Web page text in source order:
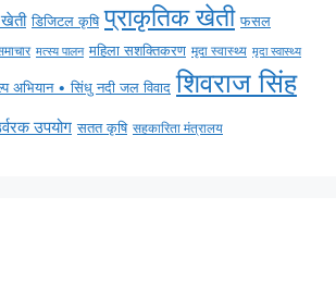
डिजिटल कृषि प्राकृतिक खेती फसल
मत्स्य पालन महिला सशक्तिकरण मृदा स्वास्थ्य मृदा स्वास्थ्य
अभियान • सिंधु नदी जल विवाद शिवराज सिंह
उपयोग सतत कृषि सहकारिता मंत्रालय